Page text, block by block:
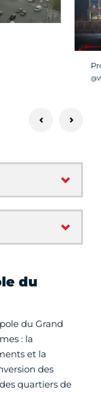
du
du Grand
: la
et la
des
quartiers de